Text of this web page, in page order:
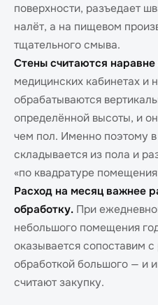
поверхности, разъедает
налёт, а на пищевом
тщательного смыва.
Стены считаются
медицинских кабинетах и
обрабатываются
определённой высоты, и
чем пол. Именно поэтому
складывается из пола и
«по квадратуре
Расход на месяц важнее
обработку. При
небольшого помещения
оказывается сопоставим
обработкой большого — и
считают закупку.